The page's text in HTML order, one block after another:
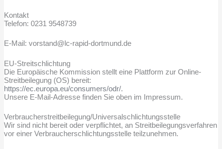
Kontakt
Telefon: 0231 9548739
E-Mail: vorstand@lc-rapid-dortmund.de
EU-Streitschlichtung
Die Europäische Kommission stellt eine Plattform zur Online-
Streitbeilegung (OS) bereit:
https://ec.europa.eu/consumers/odr/.
Unsere E-Mail-Adresse finden Sie oben im Impressum.
Verbraucherstreitbeilegung/Universalschlichtungsstelle
Wir sind nicht bereit oder verpflichtet, an Streitbeilegungsverfahren
vor einer Verbraucherschlichtungsstelle teilzunehmen.